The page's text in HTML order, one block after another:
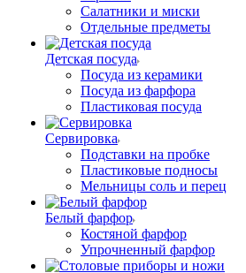
Салатники и миски
Отдельные предметы
Детская посуда
Посуда из керамики
Посуда из фарфора
Пластиковая посуда
Сервировка
Подставки на пробке
Пластиковые подносы
Мельницы соль и перец
Белый фарфор
Костяной фарфор
Упрочненный фарфор